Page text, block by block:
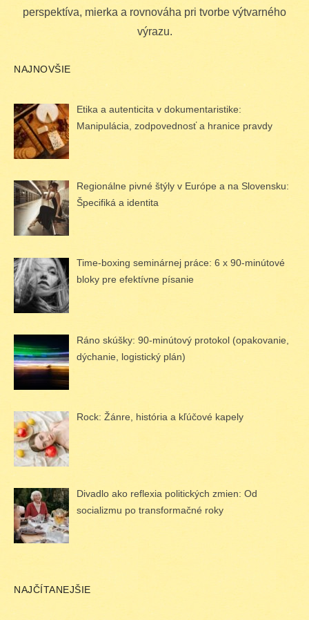
perspektíva, mierka a rovnováha pri tvorbe výtvarného
výrazu.
NAJNOVŠIE
Etika a autenticita v dokumentaristike:
Manipulácia, zodpovednosť a hranice pravdy
Regionálne pivné štýly v Európe a na Slovensku:
Špecifiká a identita
Time-boxing seminárnej práce: 6 x 90-minútové
bloky pre efektívne písanie
Ráno skúšky: 90-minútový protokol (opakovanie,
dýchanie, logistický plán)
Rock: Žánre, história a kľúčové kapely
Divadlo ako reflexia politických zmien: Od
socializmu po transformačné roky
NAJČÍTANEJŠIE